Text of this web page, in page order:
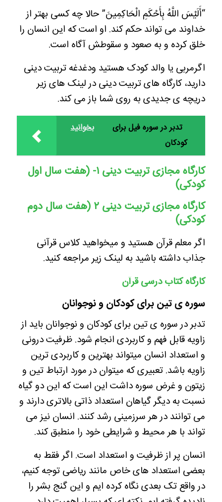
“أَلَيْسَ اللَّهُ بِأَحْكَمِ الْحَاكِمِينَ” حالا چه کسی بهتر از
خداوند می تواند حکم کند. او است که این انسان را
خلق کرده و به صعود و سقوطش آگاه است.
اگرمربی یا والد کودک هستید ودغدغه تربیت دینی
دارید، کارگاه های تربیت دینی در لینک های زیر
دریچه ی جدیدی به روی شما باز می کند.
بخوانید
تدبر در سوره فیل برای
کودکان
کارگاه مجازی تربیت دینی ۱- (هفت سال اول
کودکی)
کارگاه مجازی تربیت دینی ۲ (هفت سال دوم
کودکی)
اگر معلم قرآن هستید و میخواهید کلاس قرآنی
جذاب داشته باشید به لینک زیر مراجعه کنید.
کارگاه کتاب درسی قرآن
سوره ی تین برای کودکان و نوجوانان
تدبر در سوره ی تین برای کودکان و نوجوانان باید از
زاویه قابل فهم و کاربردی انجام شود. ظرفیت درونی
و استعداد انسان میتواند بهترین و کاربردی ترین
زاویه باشد. تعبیری که میتوان در مورد ارتباط تین و
زیتون و غرض سوره داشت این است که این دو گیاه
نسبت به دیگر گیاهان استعداد ذاتی بالاتری دارند و
می توانند در هر سرزمینی رشد کنند. انسان نیز می
تواند با هر محیط و شرایطی خود را منطبق کند.
انسان پر از ظرفیت و استعداد است. اگر فقط به
بعضی استعداد های خاص مانند ریاضی توجه کنیم،
در واقع تک بعدی نگاه کرده ایم و این گنج بشر را